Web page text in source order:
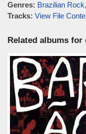
Genres: Brazilian Rock,
Tracks: View File
Related albums for